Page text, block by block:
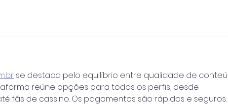
se destaca pelo equilíbrio entre qualidade de
reúne opções para todos os perfis, desde
fãs de cassino. Os pagamentos são rápidos e seguros.